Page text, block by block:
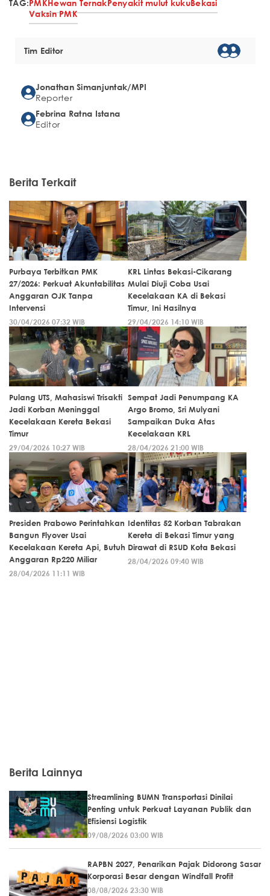
TAG: PMK Hewan Ternak Penyakit mulut kukuBekasi
Vaksin PMK
Tim Editor
Jonathan Simanjuntak/MPI
Reporter
Febrina Ratna Istana
Editor
Berita Terkait
Purbaya Terbitkan PMK
27/2026: Perkuat Akuntabilitas
Anggaran OJK Tanpa
Intervensi
30/04/2026 07:32 WIB
KRL Lintas Bekasi-Cikarang
Mulai Diuji Coba Usai
Kecelakaan KA di Bekasi
Timur, Ini Hasilnya
29/04/2026 14:10 WIB
Pulang UTS, Mahasiswi Trisakti
Jadi Korban Meninggal
Kecelakaan Kereta Bekasi
Timur
29/04/2026 10:27 WIB
Sempat Jadi Penumpang KA
Argo Bromo, Sri Mulyani
Sampaikan Duka Atas
Kecelakaan KRL
28/04/2026 21:00 WIB
Presiden Prabowo Perintahkan
Bangun Flyover Usai
Kecelakaan Kereta Api, Butuh
Anggaran Rp220 Miliar
28/04/2026 11:11 WIB
Identitas 52 Korban Tabrakan
Kereta di Bekasi Timur yang
Dirawat di RSUD Kota Bekasi
28/04/2026 09:40 WIB
Berita Lainnya
Streamlining BUMN Transportasi Dinilai
Penting untuk Perkuat Layanan Publik dan
Efisiensi Logistik
09/08/2026 03:00 WIB
RAPBN 2027, Penarikan Pajak Didorong Sasar
Korporasi Besar dengan Windfall Profit
08/08/2026 23:30 WIB